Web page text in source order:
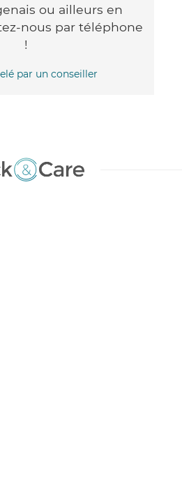
ou ailleurs en
nous par téléphone
!
par un conseiller